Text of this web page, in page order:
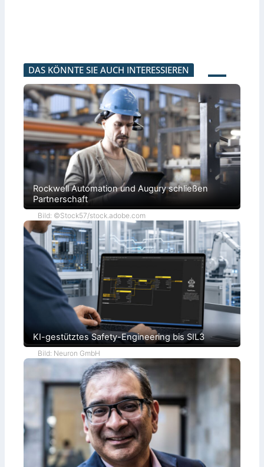
DAS KÖNNTE SIE AUCH INTERESSIEREN
Rockwell Automation und Augury schließen
Partnerschaft
Bild: ©Stock57/stock.adobe.com
KI-gestütztes Safety-Engineering bis SIL3
Bild: Neuron GmbH